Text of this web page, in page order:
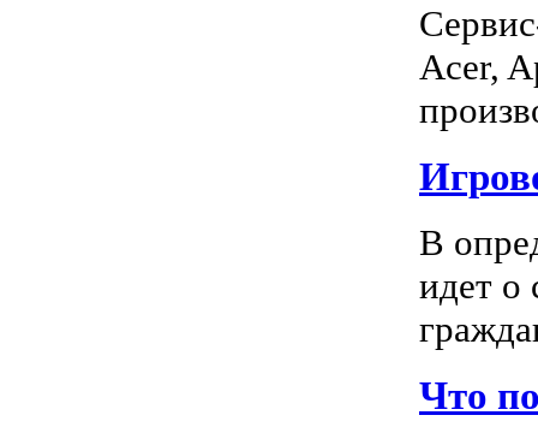
Acer,
В
идет о
Что